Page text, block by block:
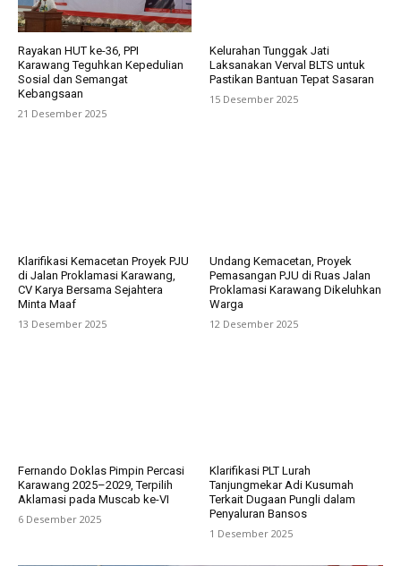
Rayakan HUT ke-36, PPI
Karawang Teguhkan Kepedulian
Sosial dan Semangat
Kebangsaan
21 Desember 2025
Kelurahan Tunggak Jati
Laksanakan Verval BLTS untuk
Pastikan Bantuan Tepat Sasaran
15 Desember 2025
Klarifikasi Kemacetan Proyek PJU
di Jalan Proklamasi Karawang,
CV Karya Bersama Sejahtera
Minta Maaf
13 Desember 2025
Undang Kemacetan, Proyek
Pemasangan PJU di Ruas Jalan
Proklamasi Karawang Dikeluhkan
Warga
12 Desember 2025
Fernando Doklas Pimpin Percasi
Karawang 2025–2029, Terpilih
Aklamasi pada Muscab ke-VI
6 Desember 2025
Klarifikasi PLT Lurah
Tanjungmekar Adi Kusumah
Terkait Dugaan Pungli dalam
Penyaluran Bansos
1 Desember 2025